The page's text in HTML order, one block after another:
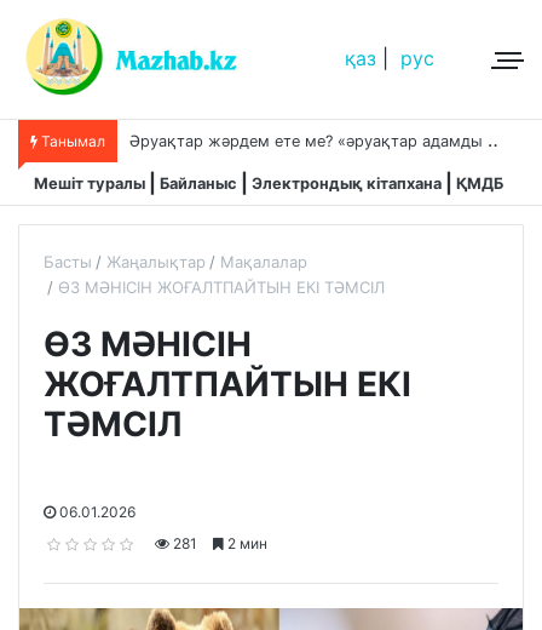
қаз рус
Танымал Ә
руақтар жәрдем ете ме? «әруақтар адамды қорғап жүреді»,-дейді сол рас па?
Мешіт туралы Байланыс Электрондық кітапхана ҚМДБ
Басты Жаңалықтар
Мақалалар
ӨЗ МӘНІСІН ЖОҒАЛТПАЙТЫН ЕКІ ТӘМСІЛ
ӨЗ МӘНІСІН
ЖОҒАЛТПАЙТЫН ЕКІ
ТӘМСІЛ
06.01.2026
281
2 мин